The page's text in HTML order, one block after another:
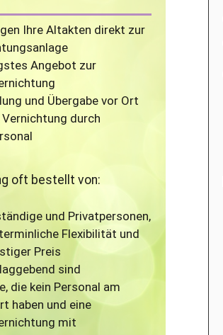
Ihre Altakten direkt zur
Angebot zur
und Übergabe vor Ort
durch
oft bestellt von:
und Privatpersonen,
Flexibilität und
Preis
sind
die kein Personal am
haben und eine
mit